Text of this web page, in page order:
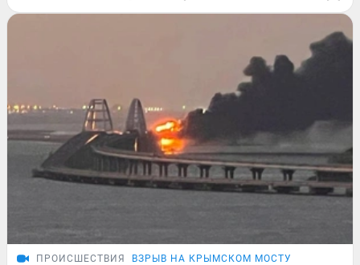
ПРОИСШЕСТВИЯ ВЗРЫВ НА КРЫМСКОМ МОСТУ